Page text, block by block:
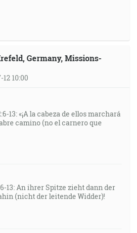
Germany, Missions-
10:00
13: «¡A la cabeza de ellos marchará
camino (no el carnero que
13: An ihrer Spitze zieht dann der
(nicht der leitende Widder)!